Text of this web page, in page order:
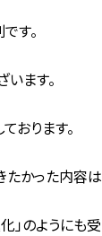
す。
ます。
おります。
かった内容
」のようにも